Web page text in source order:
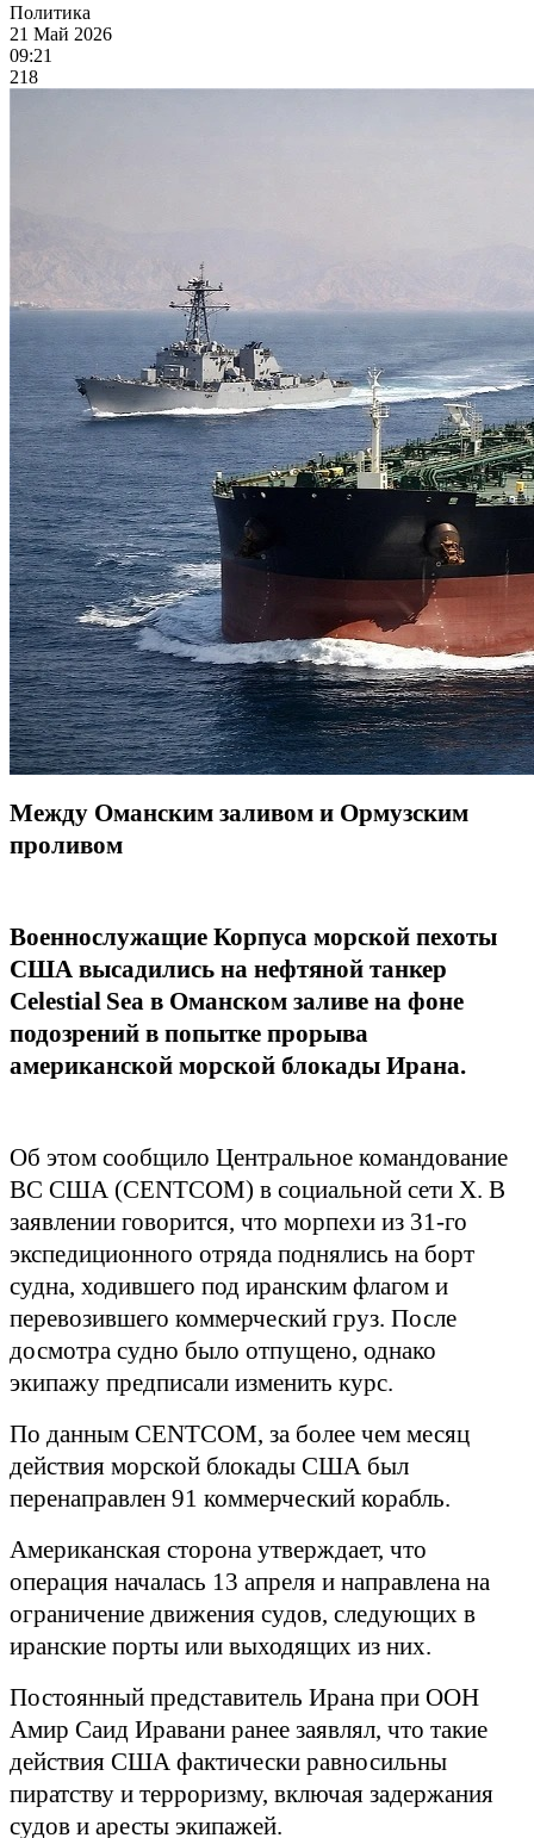
Политика
21 Май 2026
09:21
218
Между Оманским заливом и Ормузским
проливом
Военнослужащие Корпуса морской пехоты
США высадились на нефтяной танкер
Celestial Sea в Оманском заливе на фоне
подозрений в попытке прорыва
американской морской блокады Ирана.
Об этом сообщило Центральное командование
ВС США (CENTCOM) в социальной сети X. В
заявлении говорится, что морпехи из 31-го
экспедиционного отряда поднялись на борт
судна, ходившего под иранским флагом и
перевозившего коммерческий груз. После
досмотра судно было отпущено, однако
экипажу предписали изменить курс.
По данным CENTCOM, за более чем месяц
действия морской блокады США был
перенаправлен 91 коммерческий корабль.
Американская сторона утверждает, что
операция началась 13 апреля и направлена на
ограничение движения судов, следующих в
иранские порты или выходящих из них.
Постоянный представитель Ирана при ООН
Амир Саид Иравани ранее заявлял, что такие
действия США фактически равносильны
пиратству и терроризму, включая задержания
судов и аресты экипажей.